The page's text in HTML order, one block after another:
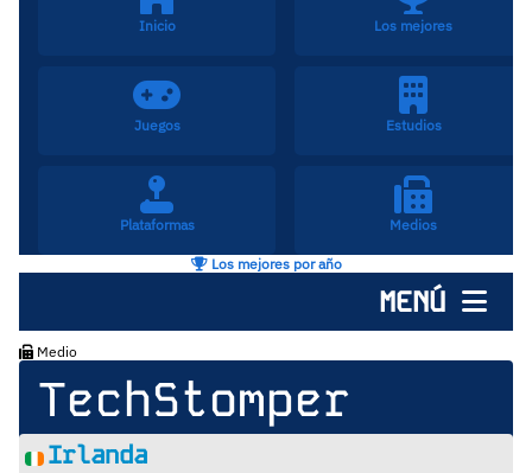
Inicio Los mejores
Juegos Estudios
Plataformas Medios
Los mejores por año
MENÚ
Medio
TechStomper
Irlanda